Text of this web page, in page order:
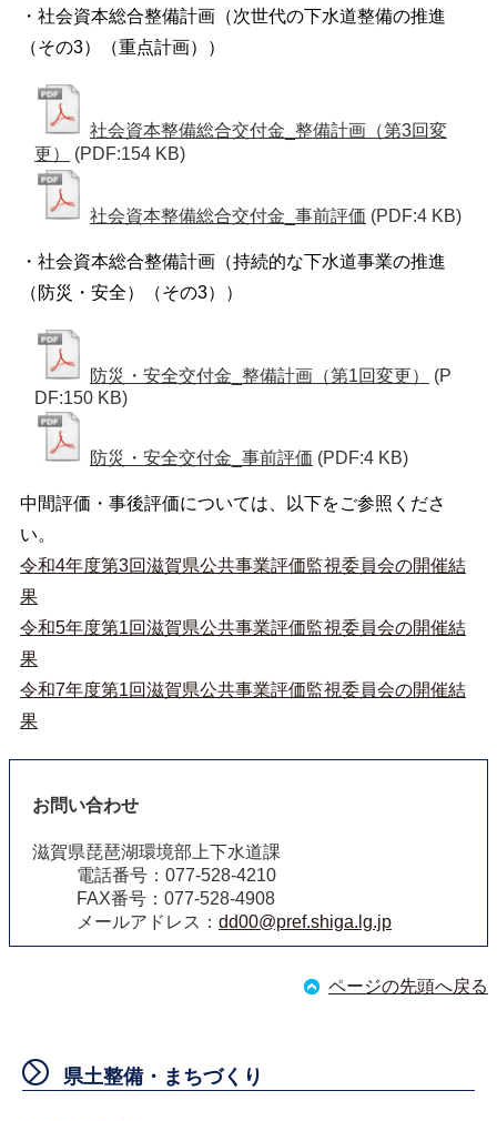
・社会資本総合整備計画（次世代の下水道整備の推進
（その3）（重点計画））
社会資本整備総合交付金_整備計画（第3回変
更）
(PDF:154 KB)
社会資本整備総合交付金_事前評価 (PDF:4 KB)
・社会資本総合整備計画（持続的な下水道事業の推進
（防災・安全）（その3））
防災・安全交付金_整備計画（第1回変更）
(P
DF:150 KB)
防災・安全交付金_事前評価 (PDF:4 KB)
中間評価・事後評価については、以下をご参照くださ
い。
令和4年度第3回滋賀県公共事業評価監視委員会の開催結
果
令和5年度第1回滋賀県公共事業評価監視委員会の開催結
果
令和7年度第1回滋賀県公共事業評価監視委員会の開催結
果
お問い合わせ
滋賀県琵琶湖環境部上下水道課
電話番号：077-528-4210
FAX番号：077-528-4908
メールアドレス： dd00@pref.shiga.lg.jp
ページの先頭へ戻る
県土整備・まちづくり